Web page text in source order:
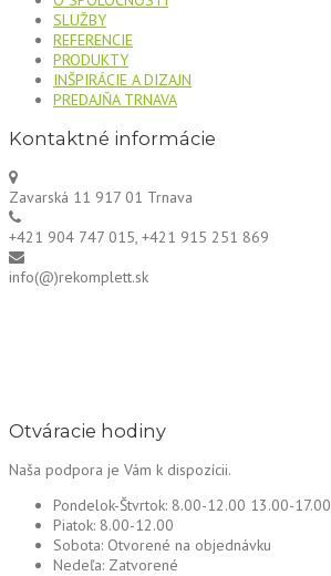
SLUŽBY
REFERENCIE
PRODUKTY
INŠPIRÁCIE A DIZAJN
PREDAJŇA TRNAVA
Kontaktné informácie
Zavarská 11 917 01 Trnava
+421 904 747 015, +421 915 251 869
info(@)rekomplett.sk
Otváracie hodiny
Naša podpora je Vám k dispozícii.
Pondelok-Štvrtok: 8.00-12.00 13.00-17.00
Piatok: 8.00-12.00
Sobota: Otvorené na objednávku
Nedeľa: Zatvorené